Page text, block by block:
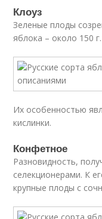
Клоуз
Зеленые плоды
яблока – около 150 г.
Их особенностью
кислинки.
Конфетное
Разновидность,
селекционерами. К
крупные плоды с